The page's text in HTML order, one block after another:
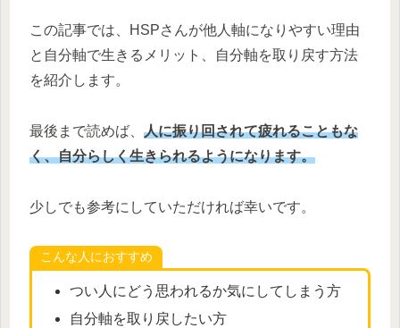
この記事では、HSPさんが他人軸になりやすい理由
と自分軸で生きるメリット、自分軸を取り戻す方法
を紹介します。
最後まで読めば、 人に振り回されて疲れることもな
く、自分らしく生きられるようになります。
少しでも参考にしていただければ幸いです。
こんな人におすすめ
つい人にどう思われるか気にしてしまう方
自分軸を取り戻したい方